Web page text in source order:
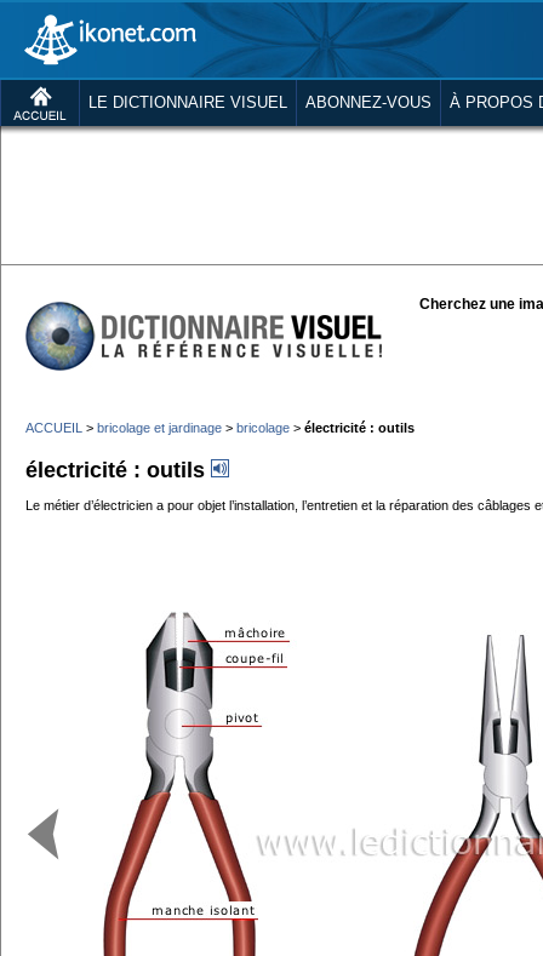
LE DICTIONNAIRE VISUEL ABONNEZ-VOUS À PROPOS
Cherchez une
ACCUEIL > bricolage et jardinage > bricolage > électricité : outils
électricité : outils
Le métier d’électricien a pour objet l’installation, l’entretien et la réparation des câblages